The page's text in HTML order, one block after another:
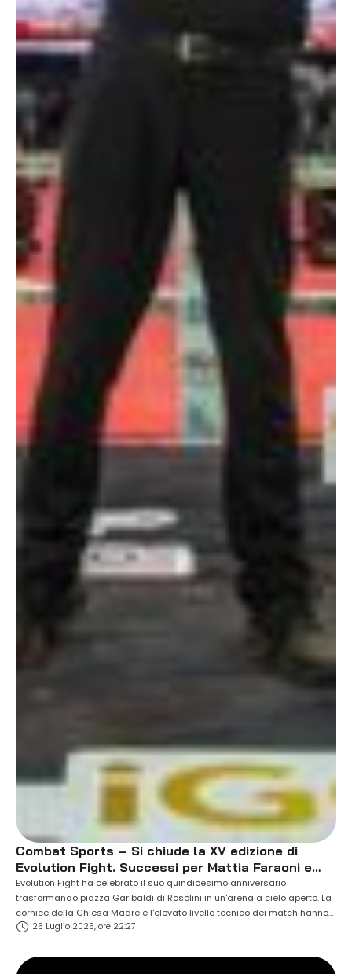
Combat Sports – Si chiude la XV edizione di
Evolution Fight. Successi per Mattia Faraoni e
Giuseppe Gennuso.
Evolution Fight ha celebrato il suo quindicesimo anniversario
trasformando piazza Garibaldi di Rosolini in un'arena a cielo aperto. La
cornice della Chiesa Madre e l'elevato livello tecnico dei match hanno
confermato la crescita della manifestazione organizzata da Bruno
serata, Mattia Faraoni ha superato ai …
26 Luglio 2026, ore 22:27